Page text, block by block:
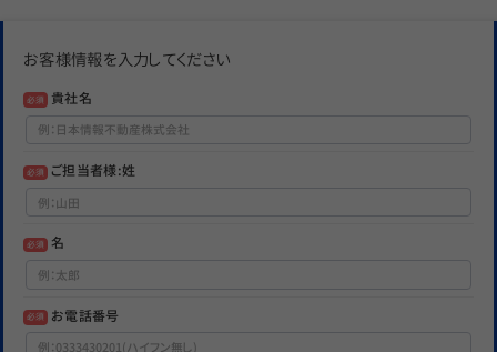
お客様情報を入力してください
必須 貴社名
必須 ご担当者様:姓
必須 名
必須 お電話番号